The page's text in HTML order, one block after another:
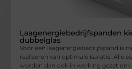
Laagenergiebedrijfspanden
dubbelglas
Voor een laagenergiebedrijfspand is
realiseren van optimale isolatie. Alle
worden dan ook in werking gezet om